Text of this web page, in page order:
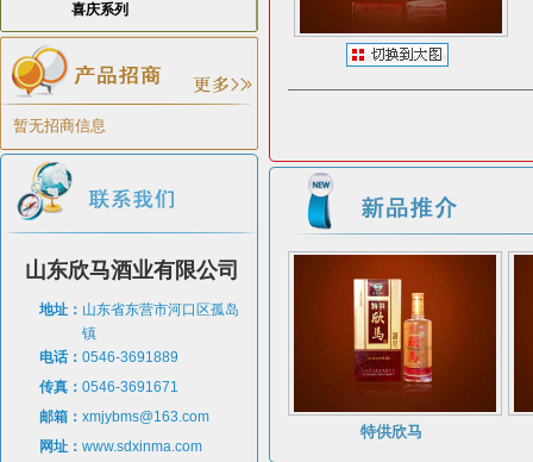
喜庆系列
暂无招商信息
山东欣马酒业有限公司
地址： 山东省东营市河口区孤岛
镇
电话： 0546-3691889
传真： 0546-3691671
邮箱： xmjybms@163.com
网址： www.sdxinma.com
特供欣马